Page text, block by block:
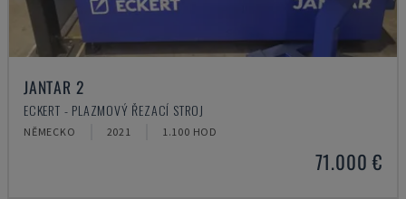
JANTAR 2
ECKERT - PLAZMOVÝ ŘEZACÍ STROJ
NĚMECKO 2021 1.100 HOD
71.000 €